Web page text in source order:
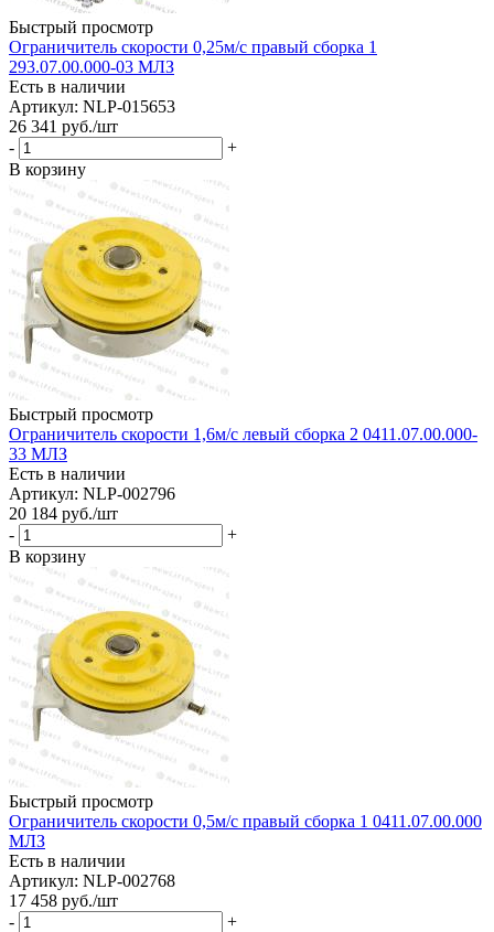
Быстрый просмотр
Ограничитель скорости 0,25м/с правый сборка 1
293.07.00.000-03 МЛЗ
Есть в наличии
Артикул: NLP-015653
26 341 руб./шт
-
+
В корзину
Быстрый просмотр
Ограничитель скорости 1,6м/с левый сборка 2 0411.07.00.000-
33 МЛЗ
Есть в наличии
Артикул: NLP-002796
20 184 руб./шт
-
+
В корзину
Быстрый просмотр
Ограничитель скорости 0,5м/с правый сборка 1 0411.07.00.000
МЛЗ
Есть в наличии
Артикул: NLP-002768
17 458 руб./шт
-
+